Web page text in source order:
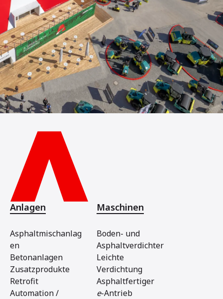
Anlagen
Asphaltmischanlag
en
Betonanlagen
Zusatzprodukte
Retrofit
Automation /
Maschinen
Boden- und
Asphaltverdichter
Leichte
Verdichtung
Asphaltfertiger
e-Antrieb